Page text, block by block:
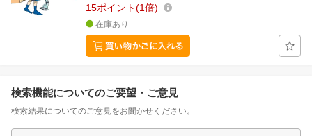
15ポイント 1倍
在庫あり
検索機能についてのご要望・ご意見
検索結果についてのご意見をお聞かせください。